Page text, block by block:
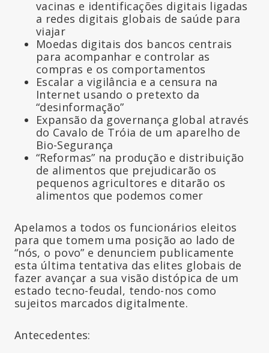
vacinas e identificações digitais ligadas
a redes digitais globais de saúde para
viajar
Moedas digitais dos bancos centrais
para acompanhar e controlar as
compras e os comportamentos
Escalar a vigilância e a censura na
Internet usando o pretexto da
“desinformação”
Expansão da governança global através
do Cavalo de Tróia de um aparelho de
Bio-Segurança
“Reformas” na produção e distribuição
de alimentos que prejudicarão os
pequenos agricultores e ditarão os
alimentos que podemos comer
Apelamos a todos os funcionários eleitos
para que tomem uma posição ao lado de
“nós, o povo” e denunciem publicamente
esta última tentativa das elites globais de
fazer avançar a sua visão distópica de um
estado tecno-feudal, tendo-nos como
sujeitos marcados digitalmente.
Antecedentes: